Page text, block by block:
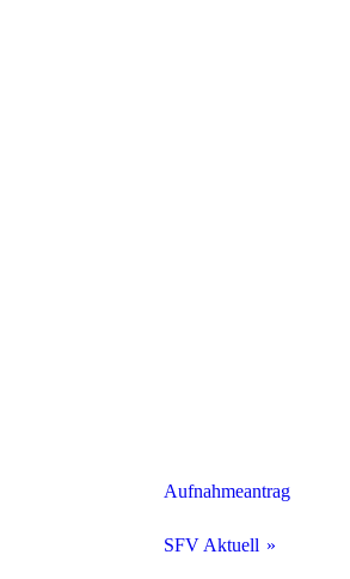
Aufnahmeantrag
SFV Aktuell